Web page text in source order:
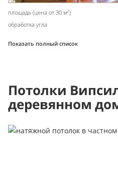
площадь (цена от 30 м2)
обработка угла
Показать полный список
Потолки
деревянном